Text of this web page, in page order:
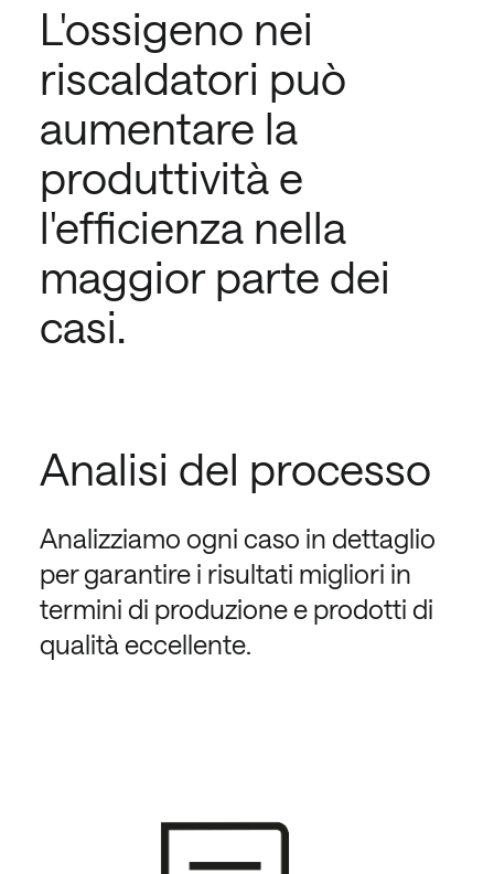
L'ossigeno nei
riscaldatori può
aumentare la
produttività e
l'efficienza nella
maggior parte dei
casi.
Analisi del processo
Analizziamo ogni caso in dettaglio
per garantire i risultati migliori in
termini di produzione e prodotti di
qualità eccellente.